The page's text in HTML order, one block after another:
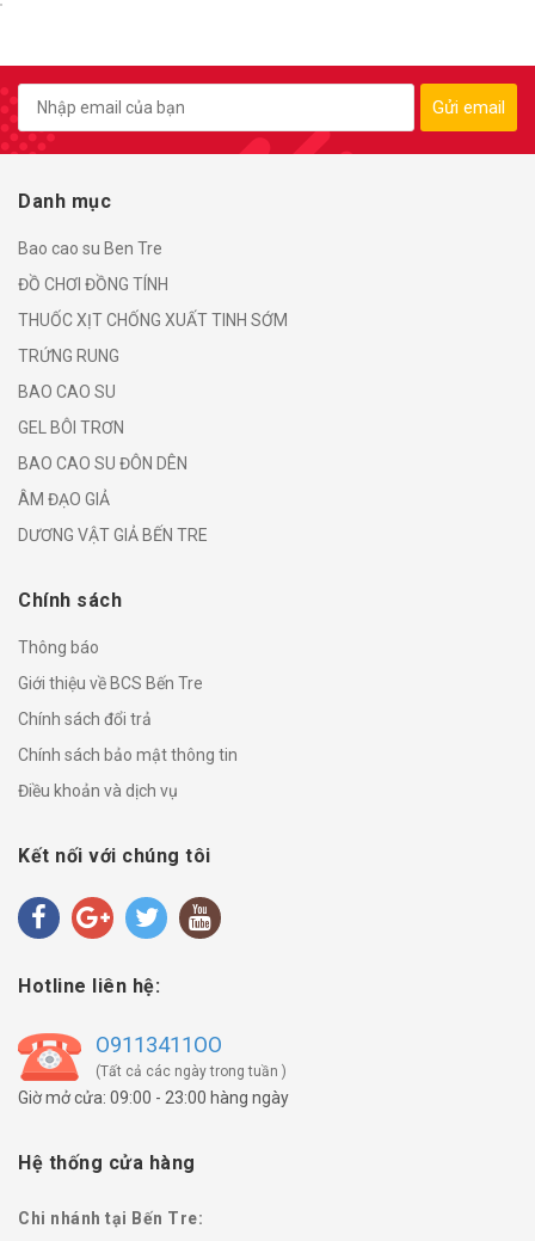
Gửi email
Danh mục
Bao cao su Ben Tre
ĐỒ CHƠI ĐỒNG TÍNH
THUỐC XỊT CHỐNG XUẤT TINH SỚM
TRỨNG RUNG
BAO CAO SU
GEL BÔI TRƠN
BAO CAO SU ĐÔN DÊN
ÂM ĐẠO GIẢ
DƯƠNG VẬT GIẢ BẾN TRE
Chính sách
Thông báo
Giới thiệu về BCS Bến Tre
Chính sách đổi trả
Chính sách bảo mật thông tin
Điều khoản và dịch vụ
Kết nối với chúng tôi
Hotline liên hệ:
O9113411OO
(Tất cả các ngày trong tuần )
Giờ mở cửa: 09:00 - 23:00 hàng ngày
Hệ thống cửa hàng
Chi nhánh tại Bến Tre: